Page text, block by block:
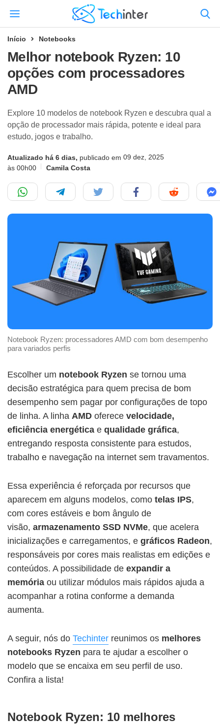
Início Notebooks
Melhor notebook Ryzen: 10
opções com processadores
AMD
Explore 10 modelos de notebook Ryzen e descubra qual a
opção de processador mais rápida, potente e ideal para
estudo, jogos e trabalho.
Atualizado há 6 dias, publicado em 09 dez, 2025
às 00h00
Camila Costa
Notebook Ryzen: processadores AMD com bom desempenho
para variados perfis
Escolher um notebook Ryzen se tornou uma
decisão estratégica para quem precisa de bom
desempenho sem pagar por configurações de topo
de linha. A linha AMD oferece velocidade,
eficiência energética e qualidade gráfica,
entregando resposta consistente para estudos,
trabalho e navegação na internet sem travamentos.
Essa experiência é reforçada por recursos que
aparecem em alguns modelos, como telas IPS,
com cores estáveis e bom ângulo de
visão, armazenamento SSD NVMe, que acelera
inicializações e carregamentos, e gráficos Radeon,
responsáveis por cores mais realistas em edições e
conteúdos. A possibilidade de expandir a
memória ou utilizar módulos mais rápidos ajuda a
acompanhar a rotina conforme a demanda
aumenta.
A seguir, nós do Techinter reunimos os melhores
notebooks Ryzen para te ajudar a escolher o
modelo que se encaixa em seu perfil de uso.
Confira a lista!
Notebook Ryzen: 10 melhores